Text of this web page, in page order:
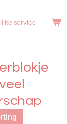
service